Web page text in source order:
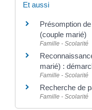
Et aussi
Présomption
(couple marié)
Famille - Scolarité
marié) :
Famille - Scolarité
Recherche de
Famille - Scolarité